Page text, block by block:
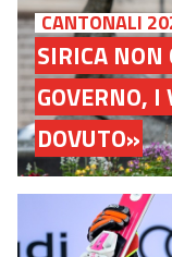
CANTONALI
SIRICA NON
GOVERNO, I
DOVUTO»